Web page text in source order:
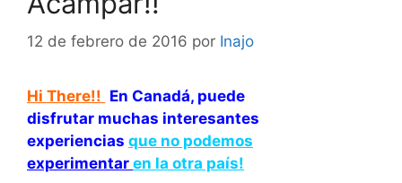
12 de febrero de 2016 por Inajo
Hi There!! En Canadá, puede
disfrutar muchas interesantes
experiencias que no podemos
experimentar en la otra país!